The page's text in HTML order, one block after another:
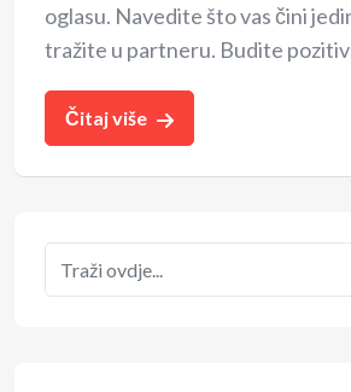
oglasu. Navedite što vas čini
tražite u partneru. Budite
Čitaj više